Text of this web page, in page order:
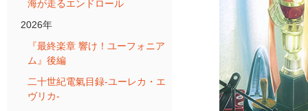
海が走るエンドロール
2026年
『最終楽章 響け！ユーフォニア
ム』後編
二十世紀電氣目録-ユーレカ・エ
ヴリカ-